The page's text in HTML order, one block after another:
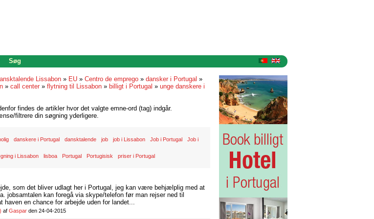
Søg
Lissabon » EU » Centro de emprego » dansker i Portugal »
» call center » flytning til Lissabon » billigt i Portugal » unge danskere i
findes de artikler hvor det valgte emne-ord (tag) indgår.
filtrere din søgning yderligere.
danskere i Portugal dansktalende job job i Lissabon Job i Portugal Job i
i Lissabon lisboa Portugal Portugisisk priser i Portugal
som det bliver udlagt her i Portugal, jeg kan være behjælplig med at
jobsamtalen kan foregå via skype/telefon før man rejser ned til
haven en chance for arbejde uden for landet...
af Gaspar den 24-04-2015